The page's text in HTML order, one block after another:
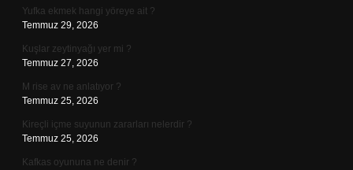
Yufka ekmek hangi yöreye ait ?
Temmuz 29, 2026
Kuşlar zeytinyağı yer mi ?
Temmuz 27, 2026
M rise av ne anlatıyor ?
Temmuz 25, 2026
Kireçli içme suyunun zararları nelerdir ?
Temmuz 25, 2026
Kafkas oyununa ne denir ?